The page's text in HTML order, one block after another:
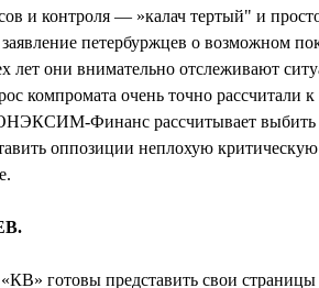
и контроля — »калач тертый" и
петербуржцев о возможном
лет они внимательно отслеживают
компромата очень точно рассчитали к
Финанс рассчитывает выбить
оппозиции неплохую
«КВ» готовы представить свои